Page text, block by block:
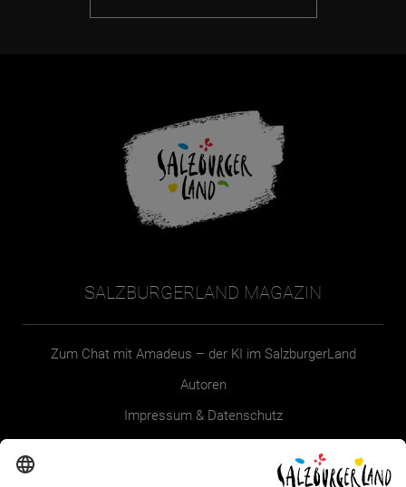
SALZBURGERLAND MAGAZIN
Zum Chat mit Amadeus – der KI im SalzburgerLand
Autoren
Impressum & Datenschutz